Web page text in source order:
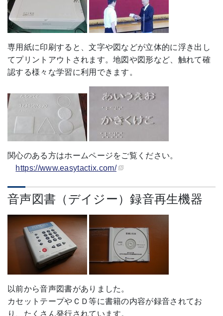
専用紙に印刷すると、文字や図などが立体的に浮き出し
てプリントアウトされます。地図や図形など、触れて確
認する様々な学習に利用できます。
関心のある方はホームページをご覧ください。
https://www.easytactix.com/
音声図書（デイジー）録音再生機器
以前から音声図書がありました。
カセットテープやＣＤ等に書籍の内容が録音されてお
り、たくさん発行されています。